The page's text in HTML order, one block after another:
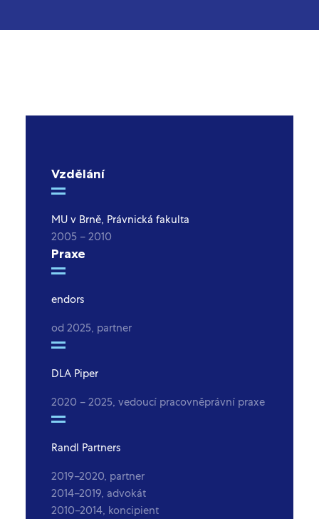
Vzdělání
MU v Brně, Právnická fakulta
2005 – 2010
Praxe
endors
od 2025, partner
DLA Piper
2020 – 2025, vedoucí pracovněprávní praxe
Randl Partners
2019–2020, partner
2014–2019, advokát
2010–2014, koncipient